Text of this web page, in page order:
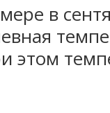
в
этом